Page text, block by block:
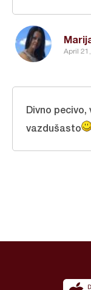
April
Divno
vazdušasto